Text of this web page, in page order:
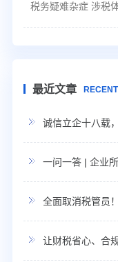
税务疑难杂症 涉税
最近文章
一问一答 | 企业
全面取消税管员